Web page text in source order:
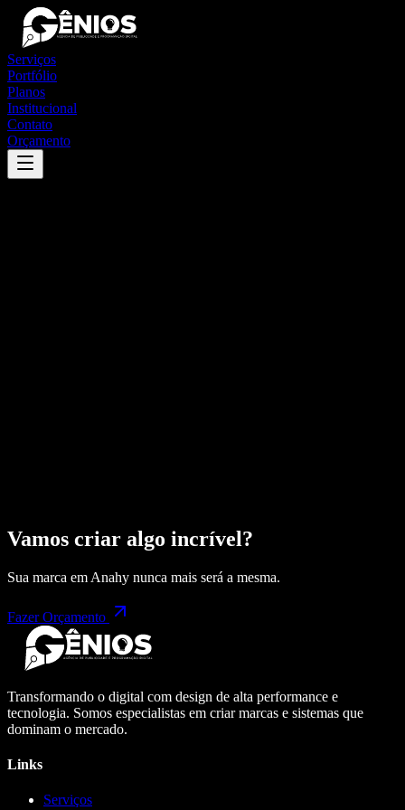
Serviços
Portfólio
Planos
Institucional
Contato
Orçamento
Vamos criar algo incrível?
Sua marca em Anahy nunca mais será a mesma.
Fazer Orçamento
Transformando o digital com design de alta performance e
tecnologia. Somos especialistas em criar marcas e sistemas que
dominam o mercado.
Links
Serviços